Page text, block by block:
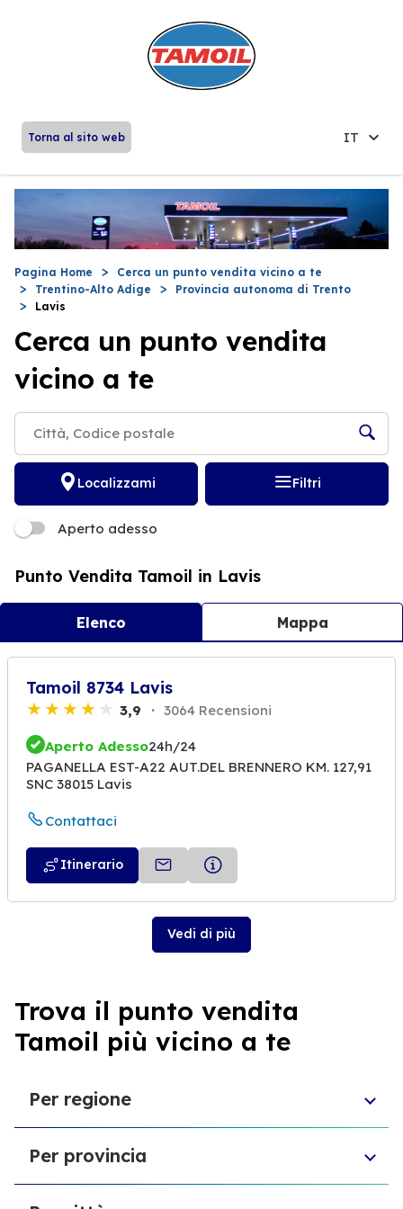
Torna al sito web IT
Pagina Home
Cerca un punto vendita vicino a te
Trentino-Alto Adige
Provincia autonoma di Trento
Lavis
Cerca un punto vendita
vicino a te
Localizzami Filtri
Aperto adesso
Punto Vendita Tamoil in Lavis
Elenco Mappa
Tamoil 8734 Lavis
3,9 3064 Recensioni
Aperto Adesso24h/24
PAGANELLA EST-A22 AUT.DEL BRENNERO KM. 127,91
SNC 38015 Lavis
Contattaci
Itinerario
Vedi di più
Trova il punto vendita
Tamoil più vicino a te
Per regione
Veneto
Abruzzo
Liguria
Per provincia